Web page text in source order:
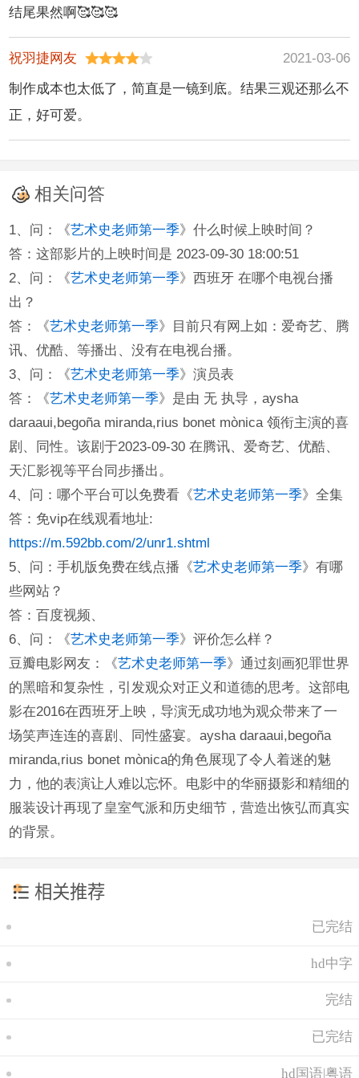
结尾果然啊🥰🥰🥰
祝羽捷网友
2021-03-06
制作成本也太低了，简直是一镜到底。结果三观还那么不
正，好可爱。
相关问答
1、问：《艺术史老师第一季》什么时候上映时间？
答：这部影片的上映时间是 2023-09-30 18:00:51
2、问：《艺术史老师第一季》西班牙 在哪个电视台播
出？
答：《艺术史老师第一季》目前只有网上如：爱奇艺、腾
讯、优酷、等播出、没有在电视台播。
3、问：《艺术史老师第一季》演员表
答：《艺术史老师第一季》是由 无 执导，aysha
daraaui,begoña miranda,rius bonet mònica 领衔主演的喜
剧、同性。该剧于2023-09-30 在腾讯、爱奇艺、优酷、
天汇影视等平台同步播出。
4、问：哪个平台可以免费看《艺术史老师第一季》全集
答：免vip在线观看地址:
https://m.592bb.com/2/unr1.shtml
5、问：手机版免费在线点播《艺术史老师第一季》有哪
些网站？
答：百度视频、
6、问：《艺术史老师第一季》评价怎么样？
豆瓣电影网友：《艺术史老师第一季》通过刻画犯罪世界
的黑暗和复杂性，引发观众对正义和道德的思考。这部电
影在2016在西班牙上映，导演无成功地为观众带来了一
场笑声连连的喜剧、同性盛宴。aysha daraaui,begoña
miranda,rius bonet mònica的角色展现了令人着迷的魅
力，他的表演让人难以忘怀。电影中的华丽摄影和精细的
服装设计再现了皇室气派和历史细节，营造出恢弘而真实
的背景。
相关推荐
已完结
hd中字
完结
已完结
hd国语|粤语